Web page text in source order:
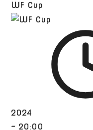
WF Cup
2024
- 20:00